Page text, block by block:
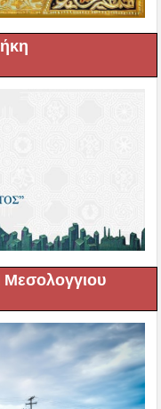
Μεσολογγιου